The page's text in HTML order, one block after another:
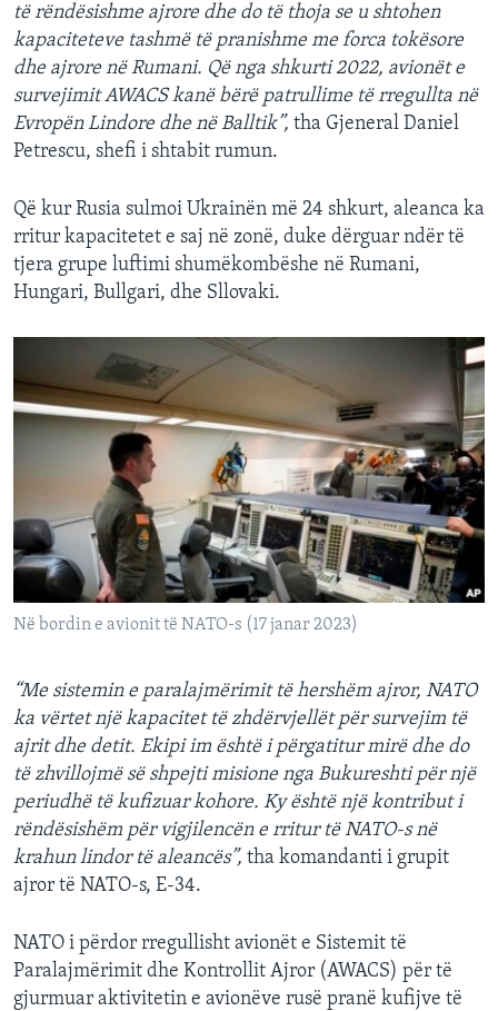
të rëndësishme ajrore dhe do të thoja se u shtohen
kapaciteteve tashmë të pranishme me forca tokësore
dhe ajrore në Rumani. Që nga shkurti 2022, avionët e
survejimit AWACS kanë bërë patrullime të rregullta në
Evropën Lindore dhe në Balltik”, tha Gjeneral Daniel
Petrescu, shefi i shtabit rumun.
Që kur Rusia sulmoi Ukrainën më 24 shkurt, aleanca ka
rritur kapacitetet e saj në zonë, duke dërguar ndër të
tjera grupe luftimi shumëkombëshe në Rumani,
Hungari, Bullgari, dhe Sllovaki.
Në bordin e avionit të NATO-s (17 janar 2023)
“Me sistemin e paralajmërimit të hershëm ajror, NATO
ka vërtet një kapacitet të zhdërvjellët për survejim të
ajrit dhe detit. Ekipi im është i përgatitur mirë dhe do
të zhvillojmë së shpejti misione nga Bukureshti për një
periudhë të kufizuar kohore. Ky është një kontribut i
rëndësishëm për vigjilencën e rritur të NATO-s në
krahun lindor të aleancës”, tha komandanti i grupit
ajror të NATO-s, E-34.
NATO i përdor rregullisht avionët e Sistemit të
Paralajmërimit dhe Kontrollit Ajror (AWACS) për të
gjurmuar aktivitetin e avionëve rusë pranë kufijve të